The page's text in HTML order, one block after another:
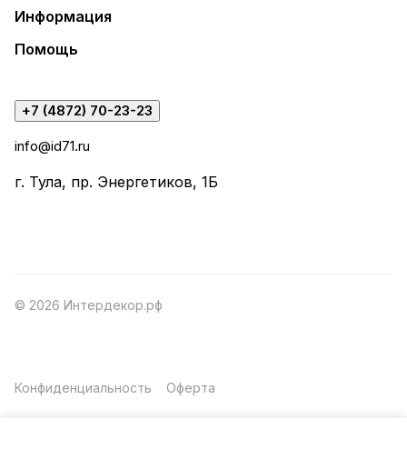
Информация
Помощь
+7 (4872) 70-23-23
info@id71.ru
г. Тула, пр. Энергетиков, 1Б
© 2026 Интердекор.рф
Конфиденциальность Оферта